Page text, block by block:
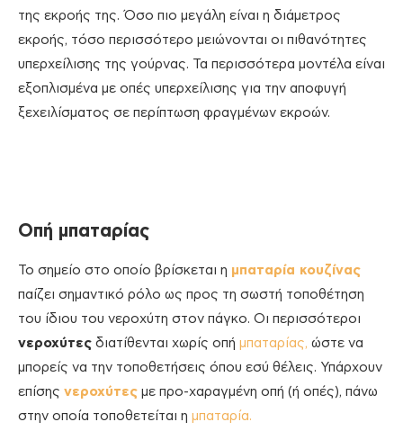
της εκροής της. Όσο πιο μεγάλη είναι η διάμετρος
εκροής, τόσο περισσότερο μειώνονται οι πιθανότητες
υπερχείλισης της γούρνας. Τα περισσότερα μοντέλα είναι
εξοπλισμένα με οπές υπερχείλισης για την αποφυγή
ξεχειλίσματος σε περίπτωση φραγμένων εκροών.
Οπή μπαταρίας
Το σημείο στο οποίο βρίσκεται η μπαταρία κουζίνας
παίζει σημαντικό ρόλο ως προς τη σωστή τοποθέτηση
του ίδιου του νεροχύτη στον πάγκο. Οι περισσότεροι
νεροχύτες διατίθενται χωρίς οπή μπαταρίας, ώστε να
μπορείς να την τοποθετήσεις όπου εσύ θέλεις. Υπάρχουν
επίσης νεροχύτες με προ-χαραγμένη οπή (ή οπές), πάνω
στην οποία τοποθετείται η μπαταρία.